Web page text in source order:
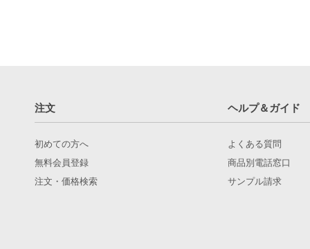
注文 ヘルプ＆ガイド
初めての方へ
無料会員登録
注文・価格検索
よくある質問
商品別電話窓口
サンプル請求